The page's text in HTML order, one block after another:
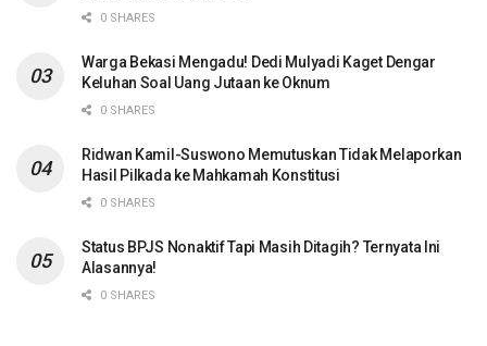
0 SHARES
Warga Bekasi Mengadu! Dedi Mulyadi Kaget Dengar
Keluhan Soal Uang Jutaan ke Oknum
0 SHARES
Ridwan Kamil-Suswono Memutuskan Tidak Melaporkan
Hasil Pilkada ke Mahkamah Konstitusi
0 SHARES
Status BPJS Nonaktif Tapi Masih Ditagih? Ternyata Ini
Alasannya!
0 SHARES